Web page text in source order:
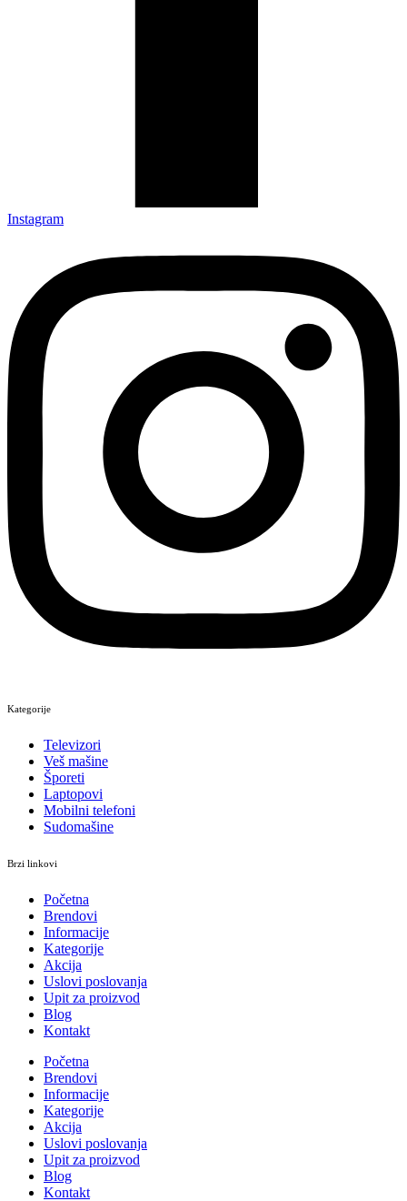
Instagram
Kategorije
Televizori
Veš mašine
Šporeti
Laptopovi
Mobilni telefoni
Sudomašine
Brzi linkovi
Početna
Brendovi
Informacije
Kategorije
Akcija
Uslovi poslovanja
Upit za proizvod
Blog
Kontakt
Početna
Brendovi
Informacije
Kategorije
Akcija
Uslovi poslovanja
Upit za proizvod
Blog
Kontakt